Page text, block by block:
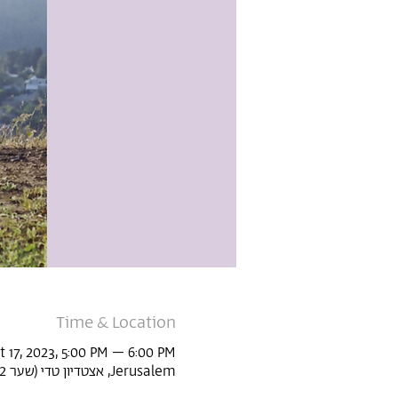
Time & Location
17, 2023, 5:00 PM – 6:00 PM
Jerusalem, אצטדיון טדי (שער 22, Derech Agudat Sport Beitar 1, Jerusalem, Israel